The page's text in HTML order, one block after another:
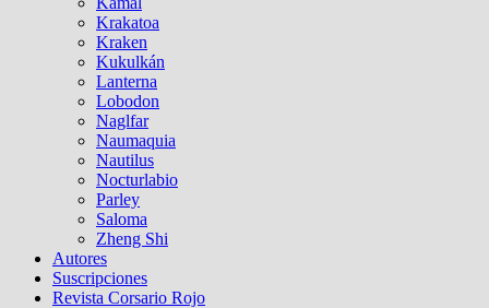
Krakatoa
Kraken
Kukulkán
Lanterna
Lobodon
Naglfar
Naumaquia
Nautilus
Nocturlabio
Parley
Saloma
Zheng Shi
Autores
Suscripciones
Revista Corsario Rojo